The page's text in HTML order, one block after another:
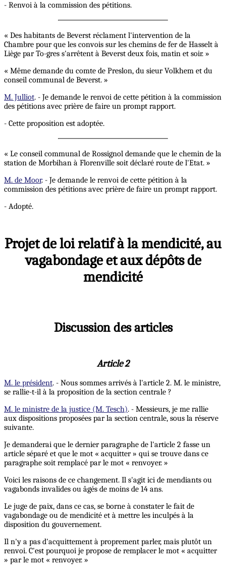
- Renvoi à la commission des pétitions.
« Des habitants de Beverst réclament l'intervention de la
Chambre pour que les convois sur les chemins de fer de Hasselt à
Liège par To-gres s'arrêtent à Beverst deux fois, matin et soir. »
« Même demande du comte de Preslon, du sieur Volkhem et du
conseil communal de Beverst. »
M. Julliot. - Je demande le renvoi de cette pétition à la commission
des pétitions avec prière de faire un prompt rapport.
- Cette proposition est adoptée.
« Le conseil communal de Rossignol demande que le chemin de la
station de Morbihan à Florenville soit déclaré route de l'Etat. »
M. de Moor. - Je demande le renvoi de cette pétition à la
commission des pétitions avec prière de faire un prompt rapport.
- Adopté.
Projet de loi relatif à la mendicité, au
vagabondage et aux dépôts de
mendicité
Discussion des articles
Article 2
M. le président. - Nous sommes arrivés à l'article 2. M. le ministre,
se rallie-t-il à la proposition de la section centrale ?
M. le ministre de la justice (M. Tesch). - Messieurs, je me rallie
aux dispositions proposées par la section centrale, sous la réserve
suivante.
Je demanderai que le dernier paragraphe de l'article 2 fasse un
article séparé et que le mot « acquitter » qui se trouve dans ce
paragraphe soit remplacé par le mot « renvoyer. »
Voici les raisons de ce changement. Il s'agit ici de mendiants ou
vagabonds invalides ou âgés de moins de 14 ans.
Le juge de paix, dans ce cas, se borne à constater le fait de
vagabondage ou de mendicité et à mettre les inculpés à la
disposition du gouvernement.
Il n'y a pas d'acquittement à proprement parler, mais plutôt un
renvoi. C'est pourquoi je propose de remplacer le mot « acquitter
» par le mot « renvoyer. »